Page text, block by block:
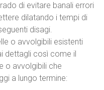
di evitare banali errori
dilatando i tempi di
disagi.
o avvolgibili esistenti
dettagli così come il
o avvolgibili che
a lungo termine: